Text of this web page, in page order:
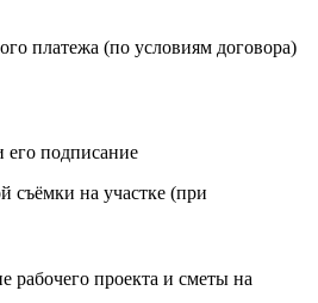
платежа (по условиям договора)
его подписание
съёмки на участке (при
рабочего проекта и сметы на